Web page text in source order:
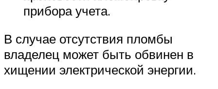
прибора учета.
В случае отсутствия пломбы
владелец может быть обвинен в
хищении электрической энергии.